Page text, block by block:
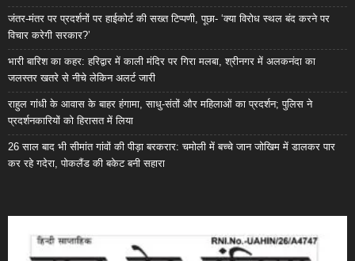
जंतर-मंतर पर प्रदर्शनों पर हाईकोर्ट की सख्त टिप्पणी, पूछा- ‘क्या विरोध स्थल बंद करने पर
विचार करेगी सरकार?’
भारी बारिश का कहर: हरिद्वार में काली मंदिर पर गिरा मलबा, श्रीनगर में अलकनंदा का
जलस्तर खतरे से नीचे लेकिन अलर्ट जारी
राहुल गांधी के आवास के बाहर हंगामा, साधु-संतों और महिलाओं का प्रदर्शन; पुलिस ने
प्रदर्शनकारियों को हिरासत में लिया
26 साल बाद भी सीमांत गांवों की पीड़ा बरकरार: चमोली में बच्चे जान जोखिम में डालकर पार
कर रहे गदेरा, पोकलैंड की बकेट बनी सहारा